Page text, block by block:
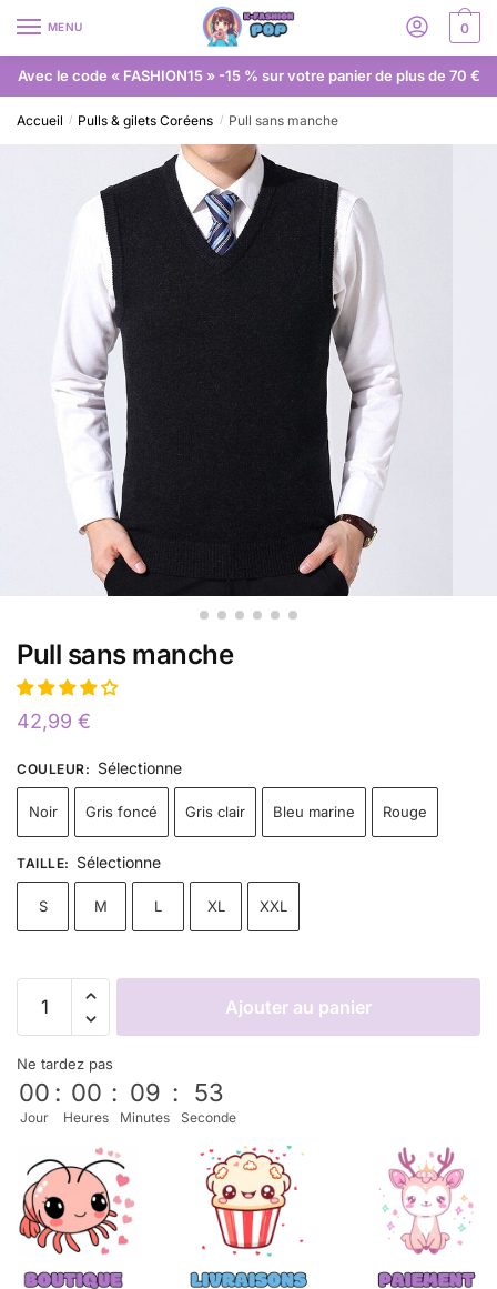
MENU 0
Avec le code « FASHION15 » -15 % sur votre panier de plus de 70 €
Accueil / Pulls & gilets Coréens / Pull sans manche
Pull sans manche
42,99 €
COULEUR: Sélectionne
Noir Gris foncé Gris clair Bleu marine Rouge
TAILLE: Sélectionne
S M L XL XXL
Ajouter au panier
Ne tardez pas
00
Jour
: 00
Heures
: 09
Minutes
: 53
Seconde